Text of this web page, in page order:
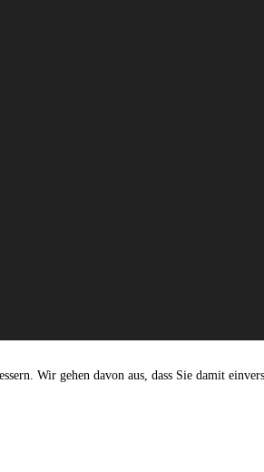
Wir gehen davon aus, dass Sie damit